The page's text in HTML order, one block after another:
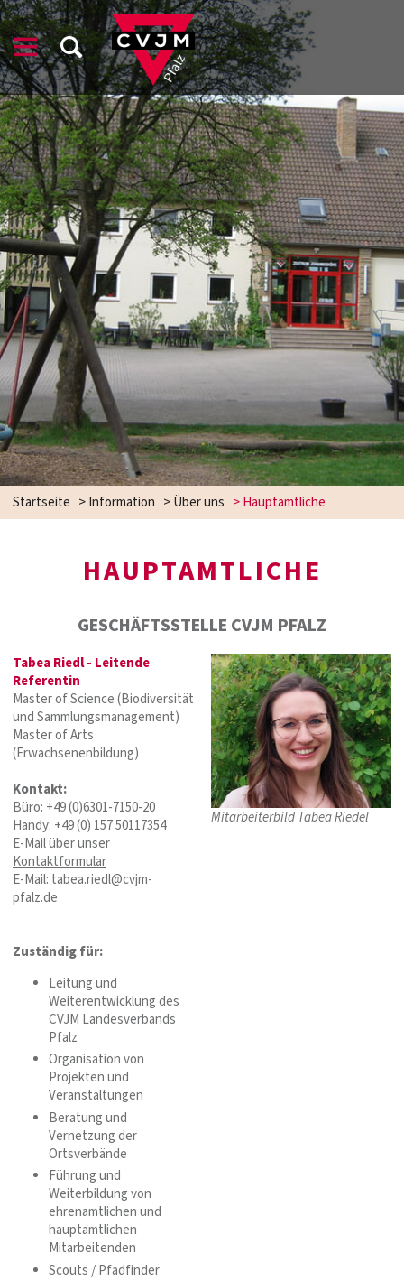
Startseite >Information >Über uns >Hauptamtliche
HAUPTAMTLICHE
GESCHÄFTSSTELLE CVJM PFALZ
Tabea Riedl - Leitende
Referentin
Master of Science (Biodiversität
und Sammlungsmanagement)
Master of Arts
(Erwachsenenbildung)
Kontakt:
Büro: +49 (0)6301-7150-20
Handy: +49 (0) 157 50117354
E-Mail über unser
Kontaktformular
E-Mail: tabea.riedl@cvjm-
pfalz.de
Zuständig für:
Leitung und
Weiterentwicklung des
CVJM Landesverbands
Pfalz
Organisation von
Projekten und
Veranstaltungen
Beratung und
Vernetzung der
Ortsverbände
Führung und
Weiterbildung von
ehrenamtlichen und
hauptamtlichen
Mitarbeitenden
Scouts / Pfadfinder
Mitarbeiterbild Tabea Riedel